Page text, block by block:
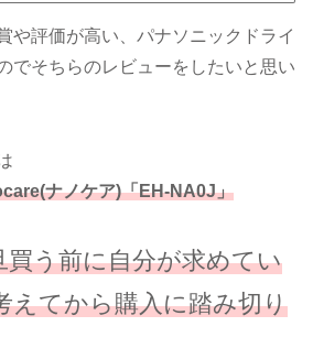
や評価が高い、パナソニックドライ
でそちらのレビューをしたいと思い
ナノケア)「EH-NA0J」
買う前に自分が求めてい
えてから購入に踏み切り